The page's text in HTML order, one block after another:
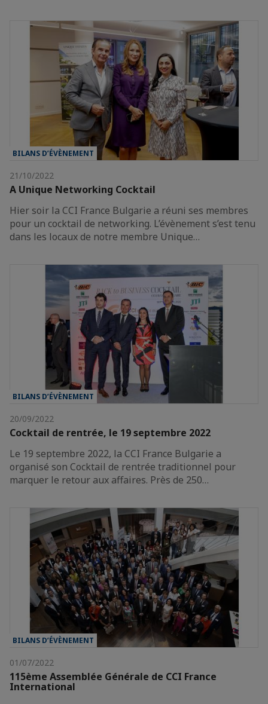
BILANS D’ÉVÈNEMENT
21/10/2022
A Unique Networking Cocktail
Hier soir la CCI France Bulgarie a réuni ses membres
pour un cocktail de networking. L’évènement s’est tenu
dans les locaux de notre membre Unique…
BILANS D’ÉVÈNEMENT
20/09/2022
Cocktail de rentrée, le 19 septembre 2022
Le 19 septembre 2022, la CCI France Bulgarie a
organisé son Cocktail de rentrée traditionnel pour
marquer le retour aux affaires. Près de 250…
BILANS D’ÉVÈNEMENT
01/07/2022
115ème Assemblée Générale de CCI France
International